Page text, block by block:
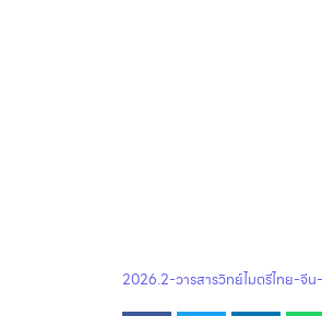
2026.2-วารสารวิทย์ไมตรีไทย-จี